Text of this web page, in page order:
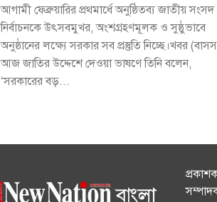
আগামী ফেব্রুয়ারির প্রথমার্ধে অনুষ্ঠিতব্য জাতীয় সংসদ
নির্বাচনকে উৎসবমুখর, অংশগ্রহণমূলক ও সুষ্ঠুভাবে
অনুষ্ঠানের লক্ষ্যে সরকার সব প্রস্তুতি নিচ্ছে।খবর
আজ জাতির উদ্দেশে দেওয়া ভাষণে তিনি বলেন,
‘সরকারের বড়...